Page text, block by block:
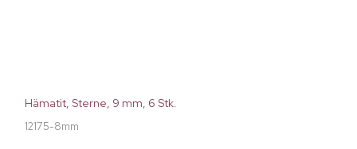
Hämatit, Sterne, 9 mm, 6 Stk.
12175-8mm